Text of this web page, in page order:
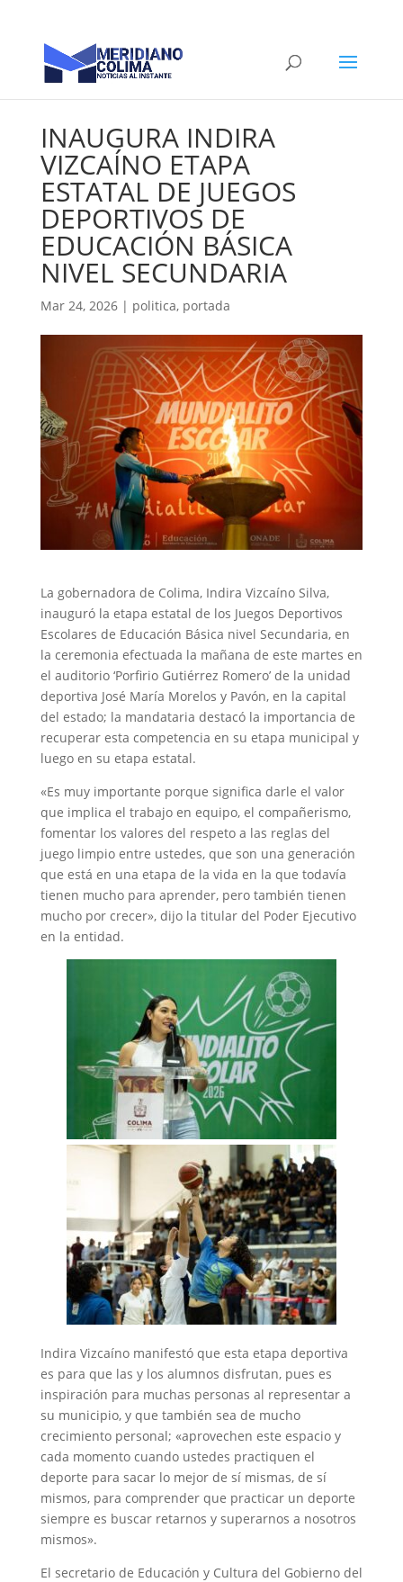
INAUGURA INDIRA
VIZCAÍNO ETAPA
ESTATAL DE JUEGOS
DEPORTIVOS DE
EDUCACIÓN BÁSICA
NIVEL SECUNDARIA
Mar 24, 2026| politica, portada
La gobernadora de Colima, Indira Vizcaíno Silva,
inauguró la etapa estatal de los Juegos Deportivos
Escolares de Educación Básica nivel Secundaria, en
la ceremonia efectuada la mañana de este martes en
el auditorio ‘Porfirio Gutiérrez Romero’ de la unidad
deportiva José María Morelos y Pavón, en la capital
del estado; la mandataria destacó la importancia de
recuperar esta competencia en su etapa municipal y
luego en su etapa estatal.
«Es muy importante porque significa darle el valor
que implica el trabajo en equipo, el compañerismo,
fomentar los valores del respeto a las reglas del
juego limpio entre ustedes, que son una generación
que está en una etapa de la vida en la que todavía
tienen mucho para aprender, pero también tienen
mucho por crecer», dijo la titular del Poder Ejecutivo
en la entidad.
Indira Vizcaíno manifestó que esta etapa deportiva
es para que las y los alumnos disfrutan, pues es
inspiración para muchas personas al representar a
su municipio, y que también sea de mucho
crecimiento personal; «aprovechen este espacio y
cada momento cuando ustedes practiquen el
deporte para sacar lo mejor de sí mismas, de sí
mismos, para comprender que practicar un deporte
siempre es buscar retarnos y superarnos a nosotros
mismos».
El secretario de Educación y Cultura del Gobierno del